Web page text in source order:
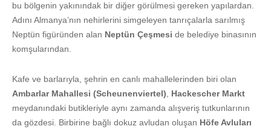
bu bölgenin yakınındak bir diğer görülmesi gereken yapılardan.
Adını Almanya’nın nehirlerini simgeleyen tanrıçalarla sarılmış
Neptün figüründen alan Neptün Çeşmesi de belediye binasının
komşularından.
Kafe ve barlarıyla, şehrin en canlı mahallelerinden biri olan
Ambarlar Mahallesi (Scheunenviertel)
Hackescher Markt
meydanındaki butikleriyle aynı zamanda alışveriş tutkunlarının
da gözdesi. Birbirine bağlı dokuz avludan oluşan Höfe Avluları